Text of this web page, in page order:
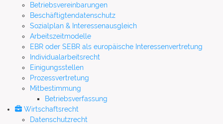
Betriebsvereinbarungen
Beschäftigtendatenschutz
Sozialplan & Interessenausgleich
Arbeitszeitmodelle
EBR oder SEBR als europäische Interessenvertretung
Individualarbeitsrecht
Einigungsstellen
Prozessvertretung
Mitbestimmung
Betriebsverfassung
Wirtschaftsrecht
Datenschutzrecht